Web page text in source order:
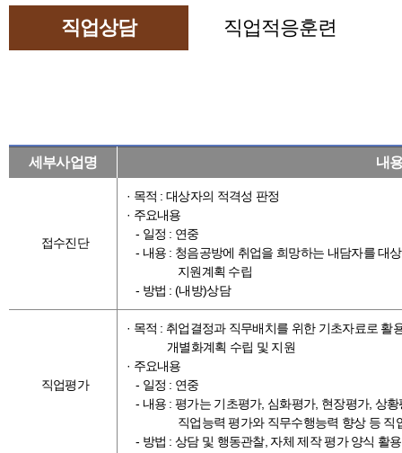
직업상담 직업적응훈련
세부사업명 내
접수진단
· 목적 : 대상자의 적격성 판정
· 주요내용
- 일정 : 연중
- 내용 : 청음공방에 취업을 희망하는 내담자를 대
지원계획 수립
- 방법 : (내방)상담
직업평가
· 목적 : 취업결정과 직무배치를 위한 기초자료로
개별화계획 수립 및 지원
· 주요내용
- 일정 : 연중
- 내용 : 평가는 기초평가, 심화평가, 현장평가, 상
직업능력 평가와 직무수행능력 향상 등 직
- 방법 : 상담 및 행동관찰, 자체 제작 평가 양식 활